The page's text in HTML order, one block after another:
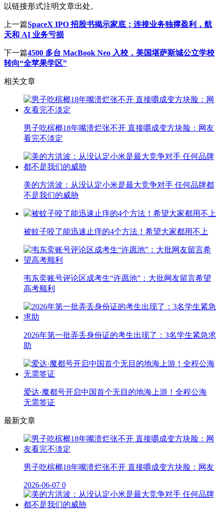
以链接形式注明文章出处。
上一篇SpaceX IPO 招股书揭示家底：连接业务独撑盈利，航
天和 AI 业务亏损
下一篇4500 多台 MacBook Neo 入校，美国堪萨斯城公立学校
转向“全苹果学区”
相关文章
男子吃槟榔18年嘴溃烂张不开 直接嚼成变方块脸：网友
看完不淡定
美的方洪波：从没认定小米是最大竞争对手 任何品牌都
不是我们的威胁
被蚊子咬了能迅速止痒的4个方法！希望大家都用不上
韦东奕账号评论区成考生“许愿池”：大批网友留言希望
高考顺利
2026年第一批弄丢身份证的考生出现了：3名学生紧急求
助
爱达·魔都号开启中国首个无目的地海上游！全程公海
无需签证
最新文章
男子吃槟榔18年嘴溃烂张不开 直接嚼成变方块脸：网友
2026-06-07 0